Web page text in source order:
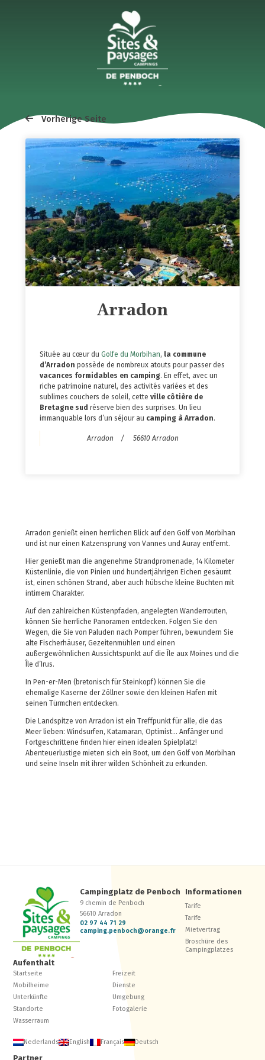
Vorherige Seite
Arradon
Située au cœur du Golfe du Morbihan, la commune
d’Arradon possède de nombreux atouts pour passer des
vacances formidables en camping. En effet, avec un
riche patrimoine naturel, des activités variées et des
sublimes couchers de soleil, cette ville côtière de
Bretagne sud réserve bien des surprises. Un lieu
immanquable lors d’un séjour au camping à Arradon.
Arradon 56610 Arradon
Arradon genießt einen herrlichen Blick auf den Golf von Morbihan
und ist nur einen Katzensprung von Vannes und Auray entfernt.
Hier genießt man die angenehme Strandpromenade, 14 Kilometer
Küstenlinie, die von Pinien und hundertjährigen Eichen gesäumt
ist, einen schönen Strand, aber auch hübsche kleine Buchten mit
intimem Charakter.
Auf den zahlreichen Küstenpfaden, angelegten Wanderrouten,
können Sie herrliche Panoramen entdecken. Folgen Sie den
Wegen, die Sie von Paluden nach Pomper führen, bewundern Sie
alte Fischerhäuser, Gezeitenmühlen und einen
außergewöhnlichen Aussichtspunkt auf die Île aux Moines und die
Île d’Irus.
In Pen-er-Men (bretonisch für Steinkopf) können Sie die
ehemalige Kaserne der Zöllner sowie den kleinen Hafen mit
seinen Türmchen entdecken.
Die Landspitze von Arradon ist ein Treffpunkt für alle, die das
Meer lieben: Windsurfen, Katamaran, Optimist… Anfänger und
Fortgeschrittene finden hier einen idealen Spielplatz!
Abenteuerlustige mieten sich ein Boot, um den Golf von Morbihan
und seine Inseln mit ihrer wilden Schönheit zu erkunden.
Campingplatz de Penboch
9 chemin de Penboch
56610 Arradon
02 97 44 71 29
camping.penboch@orange.fr
Aufenthalt
Startseite
Mobilheime
Unterkünfte
Standorte
Wasserraum
Freizeit
Dienste
Umgebung
Fotogalerie
Informationen
Tarife
Tarife
Mietvertrag
Broschüre des
Campingplatzes
Nederlands English Français Deutsch
Partner